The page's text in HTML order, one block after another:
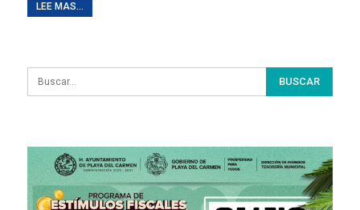
LEE MAS...